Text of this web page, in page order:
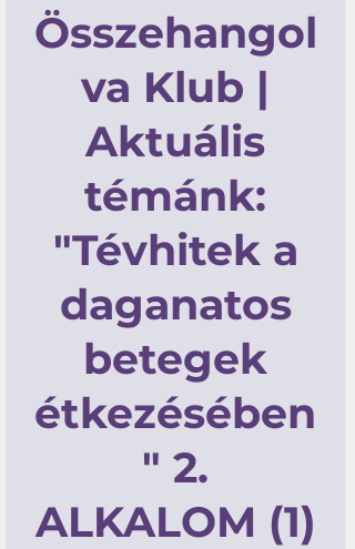
Összehangol
va Klub |
Aktuális
témánk:
"Tévhitek a
daganatos
betegek
étkezésében
" 2.
ALKALOM (1)